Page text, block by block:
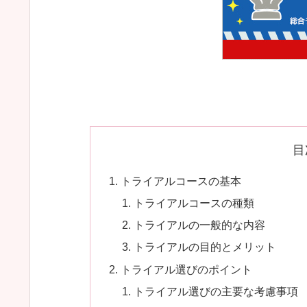
トライアルコースの基本
トライアルコースの種類
トライアルの一般的な内容
トライアルの目的とメリット
トライアル選びのポイント
トライアル選びの主要な考慮事項